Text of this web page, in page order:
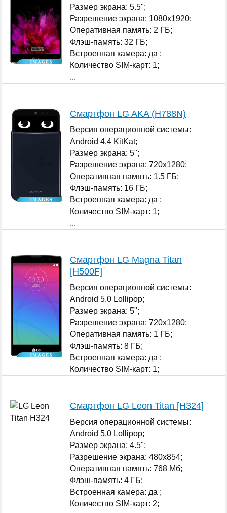
Размер экрана: 5.5";
Разрешение экрана: 1080x1920;
Оперативная память: 2 ГБ;
Флэш-память: 32 ГБ;
Встроенная камера: да ;
Количество SIM-карт: 1;
...
Смартфон LG AKA (H788N)
Версия операционной системы:
Android 4.4 KitKat;
Размер экрана: 5";
Разрешение экрана: 720x1280;
Оперативная память: 1.5 ГБ;
Флэш-память: 16 ГБ;
Встроенная камера: да ;
Количество SIM-карт: 1;
...
Смартфон LG Magna Titan
[H500F]
Версия операционной системы:
Android 5.0 Lollipop;
Размер экрана: 5";
Разрешение экрана: 720x1280;
Оперативная память: 1 ГБ;
Флэш-память: 8 ГБ;
Встроенная камера: да ;
Количество SIM-карт: 1;
Смартфон LG Leon Titan [H324]
Версия операционной системы:
Android 5.0 Lollipop;
Размер экрана: 4.5";
Разрешение экрана: 480x854;
Оперативная память: 768 Мб;
Флэш-память: 4 ГБ;
Встроенная камера: да ;
Количество SIM-карт: 2;